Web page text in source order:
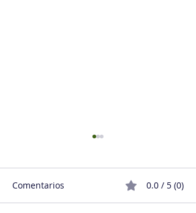
Comentarios 0.0 / 5 (0)